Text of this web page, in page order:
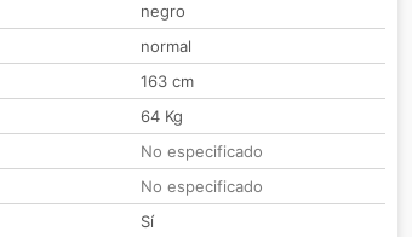
negro
normal
163 cm
64 Kg
No especificado
No especificado
Sí